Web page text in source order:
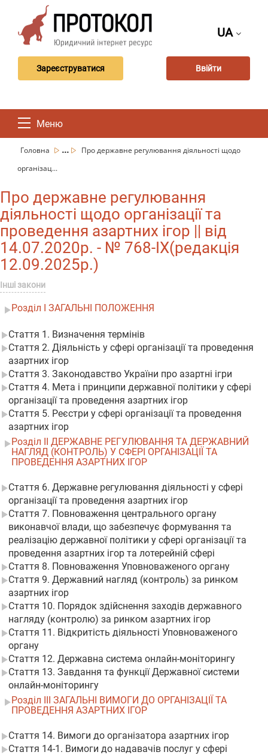
UA
Зареєструватися Ввійти
Меню
Головна ...
Про державне регулювання діяльності щодо
організац...
Про державне регулювання
діяльності щодо організації та
проведення азартних ігор || від
14.07.2020р. - № 768-IX(редакція
12.09.2025р.)
Інші закони
Розділ I ЗАГАЛЬНІ ПОЛОЖЕННЯ
Стаття 1. Визначення термінів
Стаття 2. Діяльність у сфері організації та проведення
азартних ігор
Стаття 3. Законодавство України про азартні ігри
Стаття 4. Мета і принципи державної політики у сфері
організації та проведення азартних ігор
Стаття 5. Реєстри у сфері організації та проведення
азартних ігор
Розділ II ДЕРЖАВНЕ РЕГУЛЮВАННЯ ТА ДЕРЖАВНИЙ
НАГЛЯД (КОНТРОЛЬ) У СФЕРІ ОРГАНІЗАЦІЇ ТА
ПРОВЕДЕННЯ АЗАРТНИХ ІГОР
Стаття 6. Державне регулювання діяльності у сфері
організації та проведення азартних ігор
Стаття 7. Повноваження центрального органу
виконавчої влади, що забезпечує формування та
реалізацію державної політики у сфері організації та
проведення азартних ігор та лотерейній сфері
Стаття 8. Повноваження Уповноваженого органу
Стаття 9. Державний нагляд (контроль) за ринком
азартних ігор
Стаття 10. Порядок здійснення заходів державного
нагляду (контролю) за ринком азартних ігор
Стаття 11. Відкритість діяльності Уповноваженого
органу
Стаття 12. Державна система онлайн-моніторингу
Стаття 13. Завдання та функції Державної системи
онлайн-моніторингу
Розділ III ЗАГАЛЬНІ ВИМОГИ ДО ОРГАНІЗАЦІЇ ТА
ПРОВЕДЕННЯ АЗАРТНИХ ІГОР
Стаття 14. Вимоги до організатора азартних ігор
Стаття 14-1. Вимоги до надавачів послуг у сфері